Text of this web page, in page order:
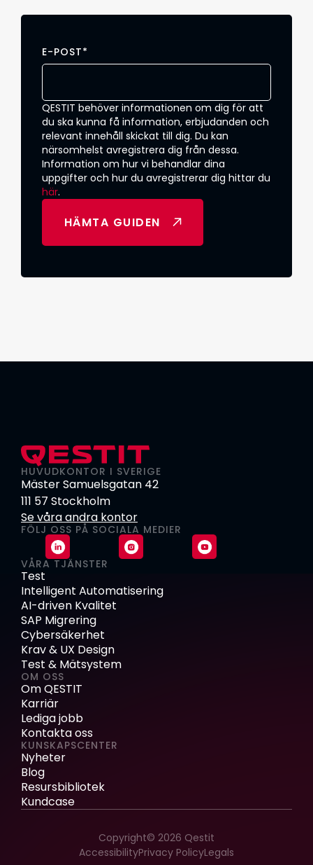
E-POST*
QESTIT behöver informationen om dig för att
du ska kunna få information, erbjudanden och
relevant innehåll skickat till dig. Du kan
närsomhelst avregistrera dig från dessa.
Information om hur vi behandlar dina
uppgifter och hur du avregistrerar dig hittar du
här.
HUVUDKONTOR I SVERIGE
Mäster Samuelsgatan 42
111 57 Stockholm
Se våra andra kontor
FÖLJ OSS PÅ SOCIALA MEDIER
VÅRA TJÄNSTER
Test
Intelligent Automatisering
AI-driven Kvalitet
SAP Migrering
Cybersäkerhet
Krav & UX Design
Test & Mätsystem
OM OSS
Om QESTIT
Karriär
Lediga jobb
Kontakta oss
KUNSKAPSCENTER
Nyheter
Blog
Resursbibliotek
Kundcase
Copyright© 2026 Qestit
AccessibilityPrivacy PolicyLegals